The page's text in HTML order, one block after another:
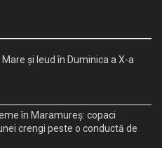
și Ieud în Duminica a X-a
în Maramureș: copaci
crengi peste o conductă de